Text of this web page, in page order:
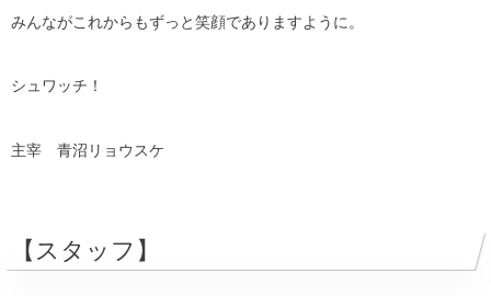
みんながこれからもずっと笑顔でありますように。
シュワッチ！
主宰 青沼リョウスケ
【スタッフ】